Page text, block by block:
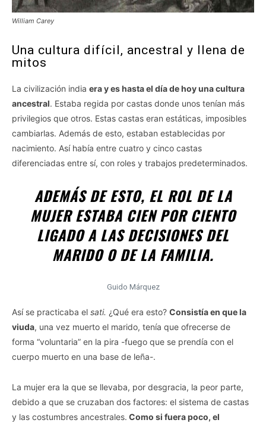
William Carey
Una cultura difícil, ancestral y llena de
mitos
La civilización india era y es hasta el día de hoy una cultura
ancestral. Estaba regida por castas donde unos tenían más
privilegios que otros. Estas castas eran estáticas, imposibles
cambiarlas. Además de esto, estaban establecidas por
nacimiento. Así había entre cuatro y cinco castas
diferenciadas entre sí, con roles y trabajos predeterminados.
ADEMÁS DE ESTO, EL ROL DE LA
MUJER ESTABA CIEN POR CIENTO
LIGADO A LAS DECISIONES DEL
MARIDO O DE LA FAMILIA.
Guido Márquez
Así se practicaba el sati. ¿Qué era esto? Consistía en que la
viuda, una vez muerto el marido, tenía que ofrecerse de
forma “voluntaria” en la pira -fuego que se prendía con el
cuerpo muerto en una base de leña-.
La mujer era la que se llevaba, por desgracia, la peor parte,
debido a que se cruzaban dos factores: el sistema de castas
y las costumbres ancestrales. Como si fuera poco, el